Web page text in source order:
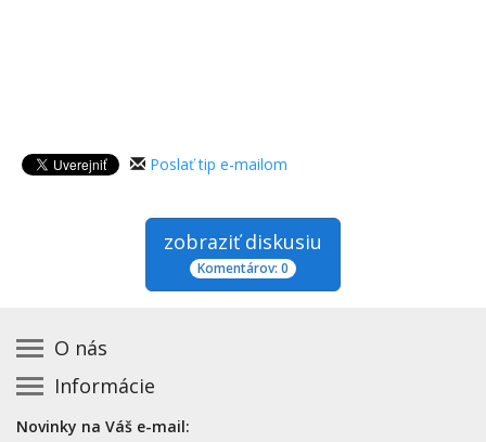
Poslať tip e-mailom
zobraziť diskusiu
Komentárov: 0
O nás
Kontakt na prevádzkovateľa
Zásady používania cookies
Informácie
Základná registrácia otváracích hodín zadarmo
Novinky na Váš e-mail: